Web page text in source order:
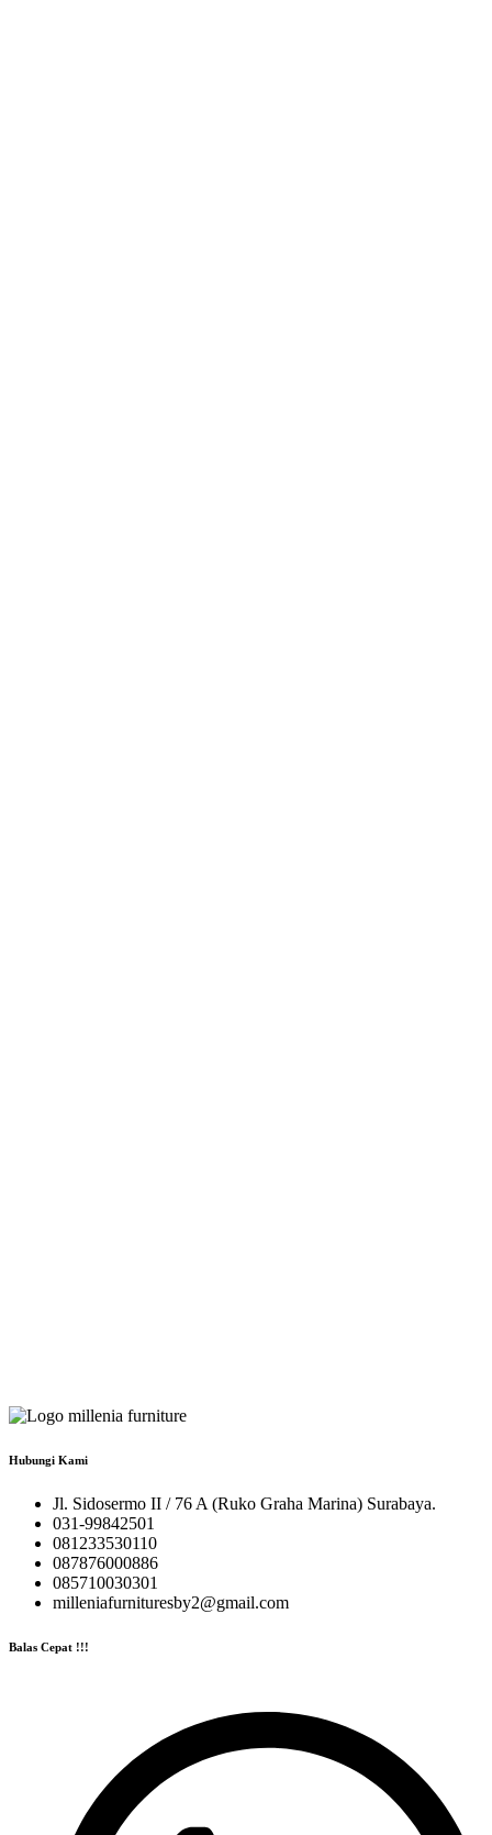
Hubungi Kami
Jl. Sidosermo II / 76 A (Ruko Graha Marina) Surabaya.
031-99842501
081233530110
087876000886
085710030301
milleniafurnituresby2@gmail.com
Balas Cepat !!!